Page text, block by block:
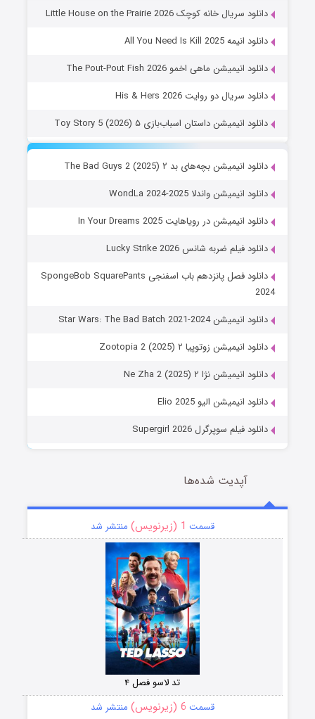
دانلود سریال خانه کوچک Little House on the Prairie 2026
دانلود انیمه All You Need Is Kill 2025
دانلود انیمیشن ماهی اخمو The Pout-Pout Fish 2026
دانلود سریال دو روایت His & Hers 2026
دانلود انیمیشن داستان اسباب‌بازی ۵ Toy Story 5 (2026)
دانلود انیمیشن بچه‌های بد ۲ The Bad Guys 2 (2025)
دانلود انیمیشن واندلا WondLa 2024-2025
دانلود انیمیشن در رویاهایت In Your Dreams 2025
دانلود فیلم ضربه شانس Lucky Strike 2026
دانلود فصل پانزدهم باب اسفنجی SpongeBob SquarePants
2024
دانلود انیمیشن Star Wars: The Bad Batch 2021-2024
دانلود انیمیشن زوتوپیا ۲ Zootopia 2 (2025)
دانلود انیمیشن نژا ۲ Ne Zha 2 (2025)
دانلود انیمیشن الیو Elio 2025
دانلود فیلم سوپرگرل Supergirl 2026
آپدیت شده‌ها
قسمت 1 (زیرنویس) منتشر شد
تد لاسو فصل ۴
قسمت 6 (زیرنویس) منتشر شد